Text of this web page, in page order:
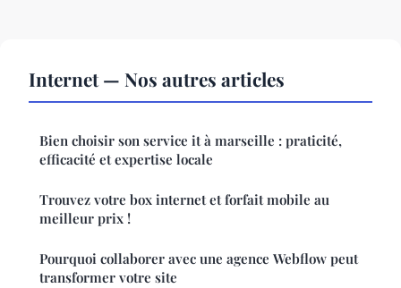
Internet — Nos autres articles
Bien choisir son service it à marseille : praticité,
efficacité et expertise locale
Trouvez votre box internet et forfait mobile au
meilleur prix !
Pourquoi collaborer avec une agence Webflow peut
transformer votre site